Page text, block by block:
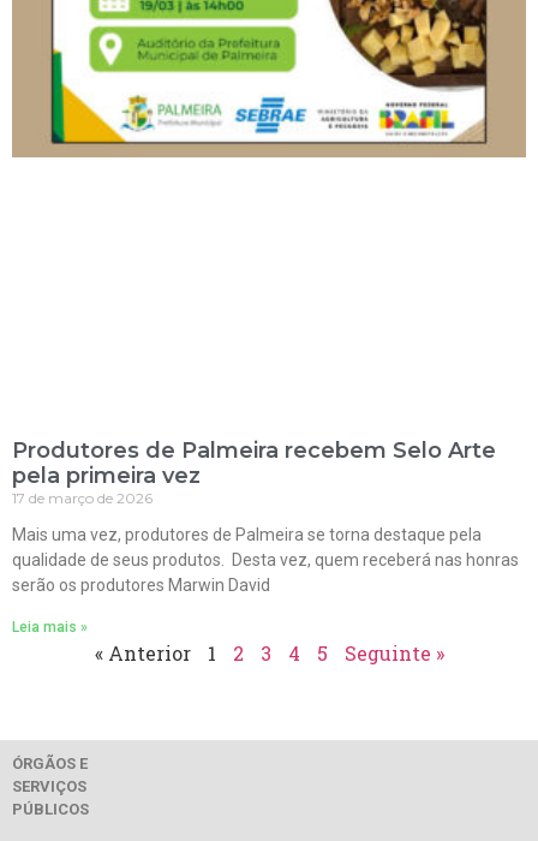
Produtores de Palmeira recebem Selo Arte
pela primeira vez
17 de março de 2026
Mais uma vez, produtores de Palmeira se torna destaque pela
qualidade de seus produtos. Desta vez, quem receberá nas honras
serão os produtores Marwin David
Leia mais »
« Anterior 1 2 3 4 5 Seguinte »
ÓRGÃOS E
SERVIÇOS
PÚBLICOS